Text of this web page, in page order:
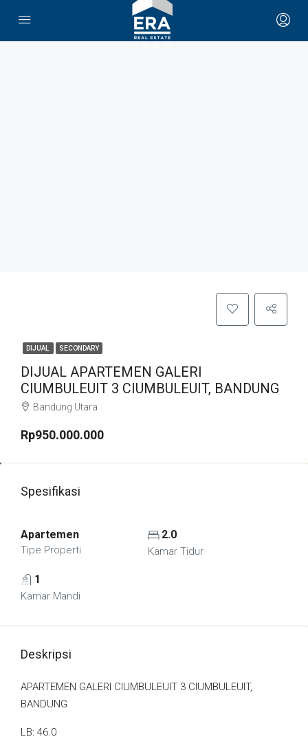
DIJUAL SECONDARY
DIJUAL APARTEMEN GALERI
CIUMBULEUIT 3 CIUMBULEUIT, BANDUNG
Bandung Utara
Rp950.000.000
Spesifikasi
Apartemen
Tipe Properti
2.0
Kamar Tidur
1
Kamar Mandi
Deskripsi
APARTEMEN GALERI CIUMBULEUIT 3 CIUMBULEUIT,
BANDUNG
LB: 46.0